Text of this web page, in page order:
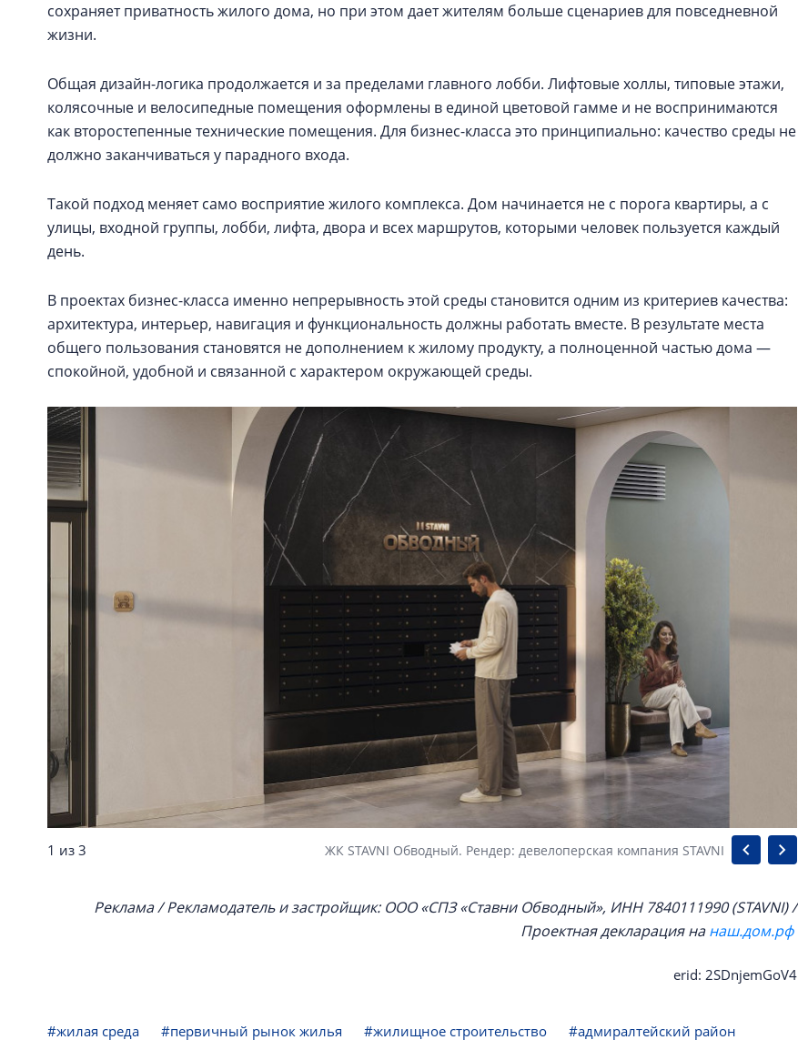
сохраняет приватность жилого дома, но при этом дает жителям больше сценариев для повседневной
жизни.
Общая дизайн-логика продолжается и за пределами главного лобби. Лифтовые холлы, типовые этажи,
колясочные и велосипедные помещения оформлены в единой цветовой гамме и не воспринимаются
как второстепенные технические помещения. Для бизнес-класса это принципиально: качество среды не
должно заканчиваться у парадного входа.
Такой подход меняет само восприятие жилого комплекса. Дом начинается не с порога квартиры, а с
улицы, входной группы, лобби, лифта, двора и всех маршрутов, которыми человек пользуется каждый
день.
В проектах бизнес-класса именно непрерывность этой среды становится одним из критериев качества:
архитектура, интерьер, навигация и функциональность должны работать вместе. В результате места
общего пользования становятся не дополнением к жилому продукту, а полноценной частью дома —
спокойной, удобной и связанной с характером окружающей среды.
1 из 3 ЖК STAVNI Обводный. Рендер: девелоперская компания STAVNI
Реклама / Рекламодатель и застройщик: ООО «СПЗ «Ставни Обводный», ИНН 7840111990 (STAVNI) /
Проектная декларация нанаш.дом.рф
erid: 2SDnjemGoV4
#жилая среда #первичный рынок жилья #жилищное строительство #адмиралтейский район